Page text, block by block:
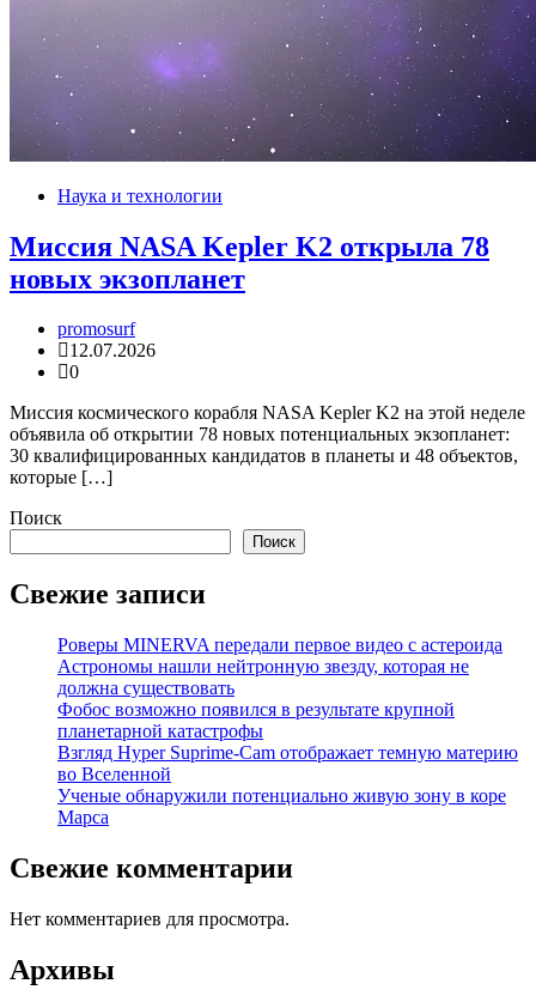
Наука и технологии
Миссия NASA Kepler K2 открыла 78
новых экзопланет
promosurf
12.07.2026
0
Миссия космического корабля NASA Kepler K2 на этой неделе
объявила об открытии 78 новых потенциальных экзопланет:
30 квалифицированных кандидатов в планеты и 48 объектов,
которые […]
Поиск
Поиск
Свежие записи
Роверы MINERVA передали первое видео с астероида
Астрономы нашли нейтронную звезду, которая не
должна существовать
Фобос возможно появился в результате крупной
планетарной катастрофы
Взгляд Hyper Suprime-Cam отображает темную материю
во Вселенной
Ученые обнаружили потенциально живую зону в коре
Марса
Свежие комментарии
Нет комментариев для просмотра.
Архивы